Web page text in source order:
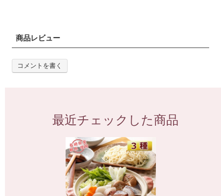
商品レビュー
コメントを書く
最近チェックした商品